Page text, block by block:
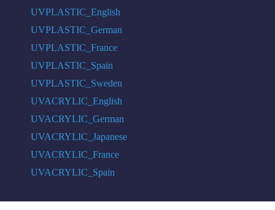
UVPLASTIC_English
UVPLASTIC_German
UVPLASTIC_France
UVPLASTIC_Spain
UVPLASTIC_Sweden
UVACRYLIC_English
UVACRYLIC_German
UVACRYLIC_Japanese
UVACRYLIC_France
UVACRYLIC_Spain